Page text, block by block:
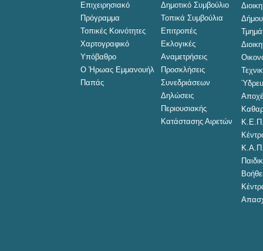
Επιχειρησιακό
Πρόγραμμα
Τοπικές Κοινότητες
Χαρτογραφικό
Υπόβαθρο
Ο Ήρωας Εμμανουήλ
Παπάς
Δημοτικό Συμβούλιο
Τοπικά Συμβούλια
Επιτροπές
Εκλογικές
Αναμετρήσεις
Προσκλήσεις
Συνεδριάσεων
Δηλώσεις
Περιουσιακής
Κατάστασης Αιρετών
Δήμου